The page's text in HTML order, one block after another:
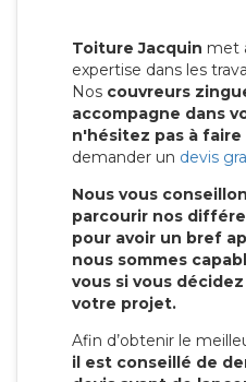
Toiture Jacquin met
expertise dans les
Nos couvreurs
accompagne dans
n'hésitez pas à faire
demander un devis
Nous vous
parcourir nos
pour avoir un bref
nous sommes
vous si vous
votre projet.
Afin d’obtenir le
il est conseillé de